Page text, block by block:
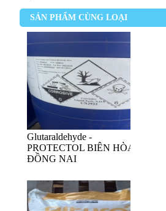
SẢN PHẨM CÙNG LOẠI
Glutaraldehyde -
PROTECTOL BIÊN HÒA
ĐỒNG NAI